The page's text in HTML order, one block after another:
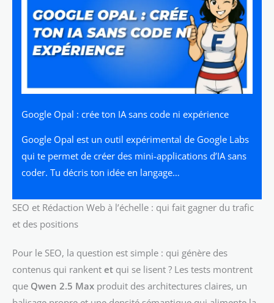
Google Opal : crée ton IA sans code ni expérience
Google Opal est un outil expérimental de Google Labs
qui te permet de créer des mini-applications d’IA sans
coder. Tu décris ton idée en langage…
SEO et Rédaction Web à l’échelle : qui fait gagner du trafic
et des positions
Pour le SEO, la question est simple : qui génère des
contenus qui rankent et qui se lisent ? Les tests montrent
que Qwen 2.5 Max produit des architectures claires, un